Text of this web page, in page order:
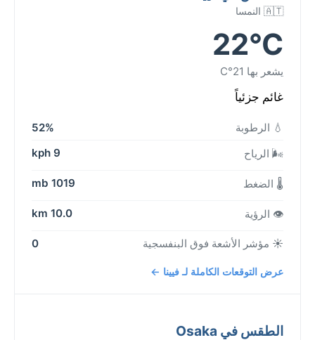
🇦🇹 النمسا
22°C
يشعر بها 21°C
غائم جزئياً
💧 الرطوبة
52%
🌬️ الرياح
9 kph
🌡️ الضغط 1019 mb
👁️ الرؤية 10.0 km
☀️ مؤشر الأشعة فوق البنفسجية 0
عرض التوقعات الكاملة لـ فيينا ←
الطقس في Osaka